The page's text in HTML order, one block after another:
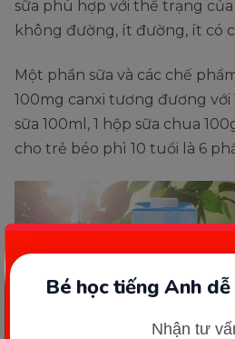
Bé học tiếng Anh
Nhận tư
sữa phù hợp với thể trạng
không đường, ít đường, ít có
Một phần sữa và các chế
100mg canxi tương đương với
sữa 100ml, 1 hộp sữa chua
cho trẻ béo phì 10 tuổi là 6